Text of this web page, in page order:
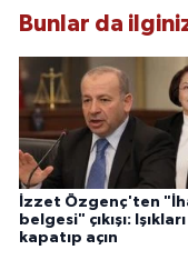
Bunlar da
İzzet Özgenç'ten
belgesi" çıkışı: Işıkları
kapatıp açın